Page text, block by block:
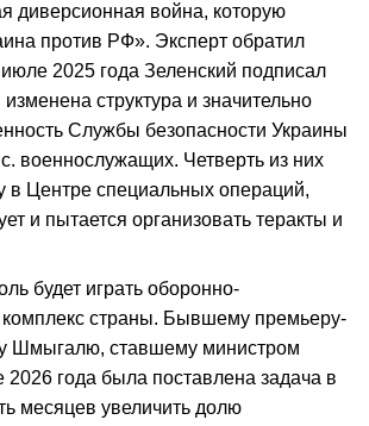
диверсионная война, которую
против РФ». Эксперт обратил
2025 года Зеленский подписал
структура и значительно
Службы безопасности Украины
военнослужащих. Четверть из них
в Центре специальных операций,
и пытается организовать теракты и
будет играть оборонно-
страны. Бывшему премьеру-
Шмыгалю, ставшему министром
года была поставлена задача в
месяцев увеличить долю